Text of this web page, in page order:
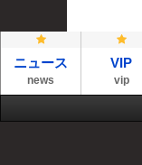
ニュース
news
VIP
vip